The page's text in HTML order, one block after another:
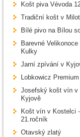
Košt piva Vévoda
Tradiční košt v
Bílé pivo na Bílou
Barevné Velikonoce
Kulky
Jarní zpívání v
Lobkowicz
Josefský košt vín v
Kyjově
Košt vín v Kostelci -
21.ročník
Otavský zlatý